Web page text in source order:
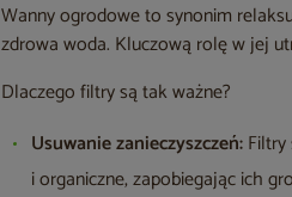
Wanny ogrodowe to synonim
zdrowa woda. Kluczową rolę w jej
Dlaczego filtry są tak ważne?
Usuwanie zanieczyszczeń:
i organiczne, zapobiegając ich